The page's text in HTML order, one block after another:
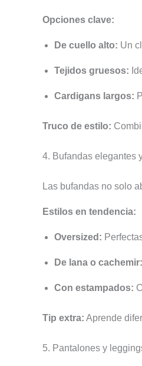
Opciones clave:
De cuello alto: Un
Tejidos gruesos:
Cardigans largos:
Truco de estilo:
4. Bufandas elegantes
Las bufandas no solo
Estilos en tendencia:
Oversized:
De lana o cachemir:
Con estampados:
Tip extra: Aprende
5. Pantalones y